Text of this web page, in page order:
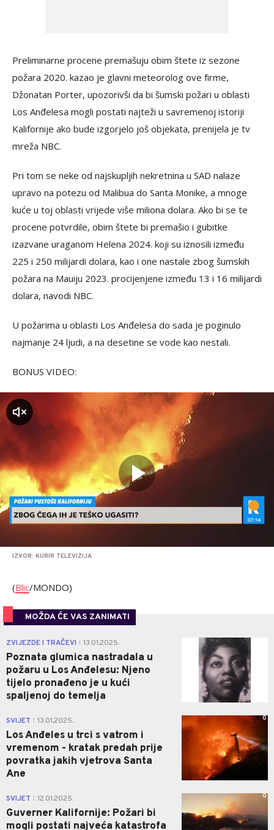
Preliminarne procene premašuju obim štete iz sezone
požara 2020. kazao je glavni meteorolog ove firme,
Džonatan Porter, upozorivši da bi šumski požari u oblasti
Los Anđelesa mogli postati najteži u savremenoj istoriji
Kalifornije ako bude izgorjelo još objekata, prenijela je tv
mreža NBC.
Pri tom se neke od najskupljih nekretnina u SAD nalaze
upravo na potezu od Malibua do Santa Monike, a mnoge
kuće u toj oblasti vrijede više miliona dolara. Ako bi se te
procene potvrdile, obim štete bi premašio i gubitke
izazvane uraganom Helena 2024. koji su iznosili između
225 i 250 milijardi dolara, kao i one nastale zbog šumskih
požara na Mauiju 2023. procijenjene između 13 i 16 milijardi
dolara, navodi NBC.
U požarima u oblasti Los Anđelesa do sada je poginulo
najmanje 24 ljudi, a na desetine se vode kao nestali.
BONUS VIDEO:
IZVOR: KURIR TELEVIZIJA
(Blic/MONDO)
MOŽDA ĆE VAS ZANIMATI
ZVIJEZDE I TRAČEVI 13.01.2025.
Poznata glumica nastradala u
požaru u Los Anđelesu: Njeno
tijelo pronađeno je u kući
spaljenoj do temelja
SVIJET 13.01.2025.
Los Anđeles u trci s vatrom i
vremenom - kratak predah prije
povratka jakih vjetrova Santa
Ane
0
SVIJET 12.01.2025.
Guverner Kalifornije: Požari bi
mogli postati najveća katastrofa
0